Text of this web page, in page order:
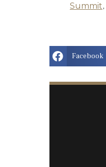
Summit,
Facebook